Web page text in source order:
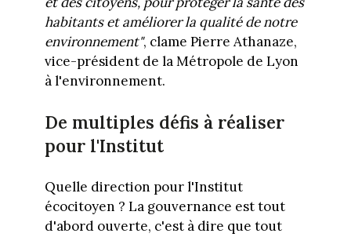
habitants et améliorer la qualité de notre
environnement", clame Pierre Athanaze,
vice-président de la Métropole de Lyon
à l'environnement.
De multiples défis à réaliser
pour l'Institut
Quelle direction pour l'Institut
écocitoyen ? La gouvernance est tout
d'abord ouverte, c'est à dire que tout